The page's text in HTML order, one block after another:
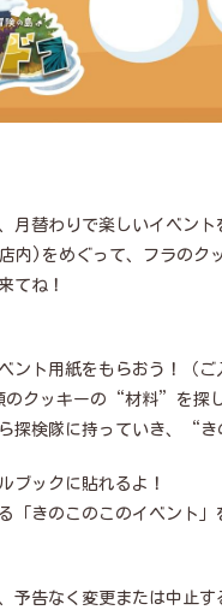
月替わりで楽しいイベント
内)をめぐって、フラのク
てね！
ント用紙をもらおう！（ご
クッキーの“材料”を探
探検隊に持っていき、“き
ブックに貼れるよ！
「きのこのこのイベント
予告なく変更または中止す